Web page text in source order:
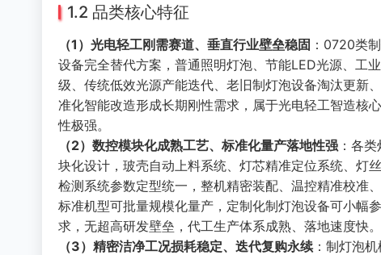
1.2 品类核心特征
（1）光电轻工刚需赛道、垂直行业壁垒稳固 ：0720类
设备完全替代方案，普通照明灯泡、节能LED光源、工
级、传统低效光源产能迭代、老旧制灯泡设备淘汰更新
准化智能改造形成长期刚性需求，属于光电轻工智造核
性极强。
（2）数控模块化成熟工艺、标准化量产落地性强 ：各
块化设计，玻壳自动上料系统、灯芯精准定位系统、灯
检测系统参数定型统一，整机精密装配、温控精准校准
标准机型可批量规模化量产，定制化制灯泡设备可小幅
求，无超高研发壁垒，代工生产体系成熟、落地速度快。
（3）精密洁净工况损耗稳定、迭代复购永续：制灯泡